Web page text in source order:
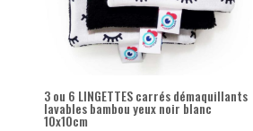
3 ou 6 LINGETTES carrés démaquillants
lavables bambou yeux noir blanc
10x10cm